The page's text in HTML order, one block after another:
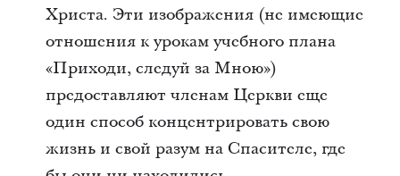
Христа. Эти изображения (не имеющие
отношения к урокам учебного плана
«Приходи, следуй за Мною»)
предоставляют членам Церкви еще
один способ концентрировать свою
жизнь и свой разум на Спасителе, где